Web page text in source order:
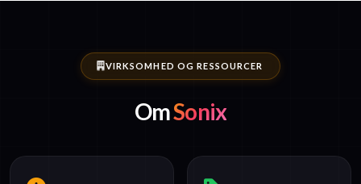
VIRKSOMHED OG RESSOURCER
OmSonix